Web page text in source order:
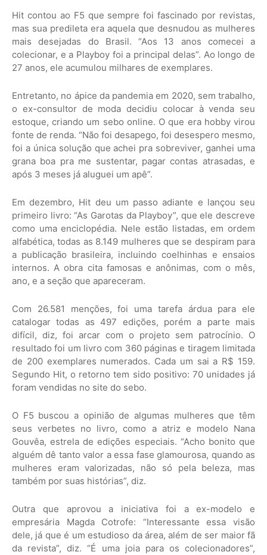
Hit contou ao F5 que sempre foi fascinado por revistas,
mas sua predileta era aquela que desnudou as mulheres
mais desejadas do Brasil. “Aos 13 anos comecei a
colecionar, e a Playboy foi a principal delas”. Ao longo de
27 anos, ele acumulou milhares de exemplares.
Entretanto, no ápice da pandemia em 2020, sem trabalho,
o ex-consultor de moda decidiu colocar à venda seu
estoque, criando um sebo online. O que era hobby virou
fonte de renda. “Não foi desapego, foi desespero mesmo,
foi a única solução que achei pra sobreviver, ganhei uma
grana boa pra me sustentar, pagar contas atrasadas, e
após 3 meses já aluguei um apê”.
Em dezembro, Hit deu um passo adiante e lançou seu
primeiro livro: “As Garotas da Playboy”, que ele descreve
como uma enciclopédia. Nele estão listadas, em ordem
alfabética, todas as 8.149 mulheres que se despiram para
a publicação brasileira, incluindo coelhinhas e ensaios
internos. A obra cita famosas e anônimas, com o mês,
ano, e a seção que apareceram.
Com 26.581 menções, foi uma tarefa árdua para ele
catalogar todas as 497 edições, porém a parte mais
difícil, diz, foi arcar com o projeto sem patrocínio. O
resultado foi um livro com 360 páginas e tiragem limitada
de 200 exemplares numerados. Cada um sai a R$ 159.
Segundo Hit, o retorno tem sido positivo: 70 unidades já
foram vendidas no site do sebo.
O F5 buscou a opinião de algumas mulheres que têm
seus verbetes no livro, como a atriz e modelo Nana
Gouvêa, estrela de edições especiais. “Acho bonito que
alguém dê tanto valor a essa fase glamourosa, quando as
mulheres eram valorizadas, não só pela beleza, mas
também por suas histórias”, diz.
Outra que aprovou a iniciativa foi a ex-modelo e
empresária Magda Cotrofe: “Interessante essa visão
dele, já que é um estudioso da área, além de ser maior fã
da revista”, diz. “É uma joia para os colecionadores”,